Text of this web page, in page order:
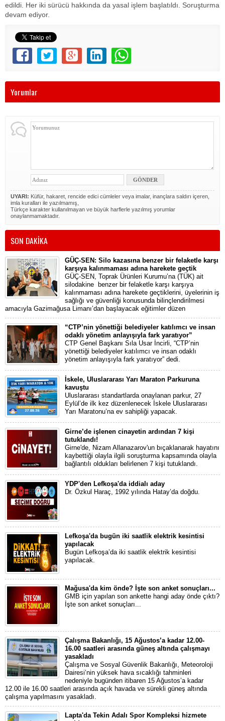
edildi. Her iki sürücü hakkında da yasal işlem başlatıldı. Soruşturma
devam ediyor.
Yorumlar
UYARI: Küfür, hakaret, rencide edici cümleler veya imalar, inançlara saldırı içeren,
imla kuralları ile yazılmamış,
Türkçe karakter kullanılmayan ve büyük harflerle yazılmış yorumlar
onaylanmamaktadır.
SON DAKİKA
GÜÇ-SEN: Silo kazasına benzer bir felaketle karşı
karşıya kalınmaması adına harekete geçtik
GÜÇ-SEN, Toprak Ürünleri Kurumu’na (TÜK) ait
silodakine benzer bir felaketle karşı karşıya
kalınmaması adına harekete geçtiklerini, üyelerinin iş
sağlığı ve güvenliği konusunda bilinçlendirilmesi
amacıyla Gazimağusa Limanı’dan başlayacak eğitimler düzen
“CTP’nin yönettiği belediyeler katılımcı ve insan
odaklı yönetim anlayışıyla fark yaratıyor”
CTP Genel Başkanı Sıla Usar İncirli, “CTP’nin
yönettiği belediyeler katılımcı ve insan odaklı
yönetim anlayışıyla fark yaratıyor” dedi.
İskele, Uluslararası Yarı Maraton Parkuruna
kavuştu
Uluslararası standartlarda onaylanan parkur, 27
Eylül’de ilk kez düzenlenecek İskele Uluslararası
Yarı Maratonu’na ev sahipliği yapacak.
Girne’de işlenen cinayetin ardından 7 kişi
tutuklandı!
Girne'de, Nizam Allanazarov'un bıçaklanarak hayatını
kaybettiği olayla ilgili soruşturma kapsamında olayla
bağlantılı oldukları belirlenen 7 kişi tutuklandı.
YDP'den Lefkoşa'da iddialı aday
Dr. Özkul Haraç, 1992 yılında Hatay’da doğdu.
Lefkoşa'da bugün iki saatlik elektrik kesintisi
yapılacak
Bugün Lefkoşa’da iki saatlik elektrik kesintisi
yapılacak.
Mağusa'da kim önde? İşte son anket sonuçları...
GMB için yapılan son ankette hangi aday önde çıktı?
İşte son anket sonuçları...
Çalışma Bakanlığı, 15 Ağustos’a kadar 12.00-
16.00 saatleri arasında güneş altında çalışmayı
yasakladı
Çalışma ve Sosyal Güvenlik Bakanlığı, Meteoroloji
Dairesi’nin yüksek hava sıcaklığı tahminleri
nedeniyle bugünden itibaren 15 Ağustos’a kadar
12.00 ile 16.00 saatleri arasında açık havada ve sürekli güneş altında
çalışma yapılmasını yasakladı.
Lapta'da Tekin Adalı Spor Kompleksi hizmete